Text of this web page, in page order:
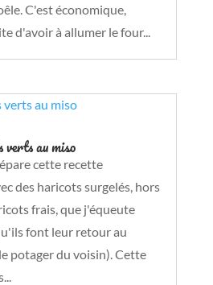
C'est économique,
d'avoir à allumer le four...
verts au miso
cette recette
des haricots surgelés, hors
frais, que j'équeute
font leur retour au
potager du voisin). Cette